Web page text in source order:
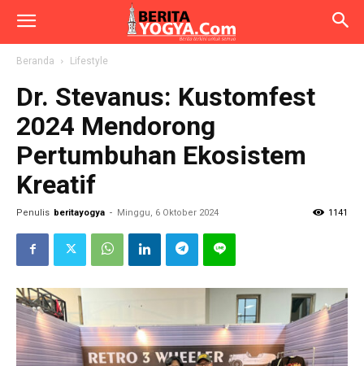
Beranda Lifestyle
Dr. Stevanus: Kustomfest
2024 Mendorong
Pertumbuhan Ekosistem
Kreatif
Penulis beritayogya - Minggu, 6 Oktober 2024 1141